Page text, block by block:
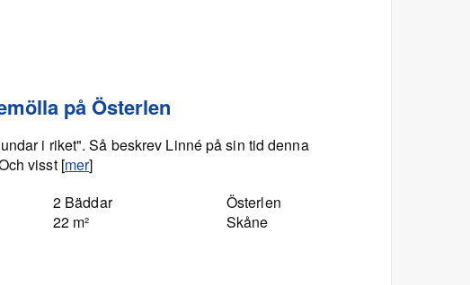
på Österlen
i riket". Så beskrev Linné på sin tid denna
visst [mer]
2 Bäddar
22 m²
Österlen
Skåne